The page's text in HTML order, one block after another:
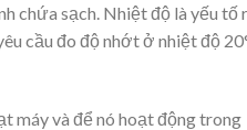
chứa sạch. Nhiệt độ là yếu tố
cầu đo độ nhớt ở nhiệt độ
máy và để nó hoạt động trong